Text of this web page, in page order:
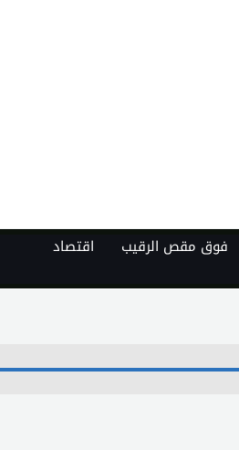
فوق مقص الرقيب
اقتصاد